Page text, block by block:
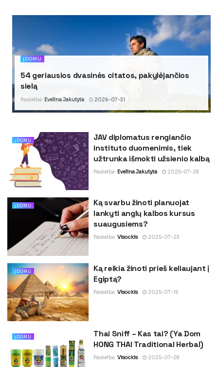
ĮDOMU
54 geriausios dvasinės citatos, pakylėjančios
sielą
Paskelbė Evelina Jakutytė 2026-07-31
ĮDOMU
JAV diplomatus rengiančio
instituto duomenimis, tiek
užtrunka išmokti užsienio kalbą
Paskelbė Evelina Jakutytė 2025-07-28
ĮDOMU
Ką svarbu žinoti planuojat
lankyti anglų kalbos kursus
suaugusiems?
Paskelbė Visockis 2025-07-23
ĮDOMU
Ką reikia žinoti prieš keliaujant į
Egiptą?
Paskelbė Visockis 2025-07-15
ĮDOMU
Thai Sniff – Kas tai? (Ya Dom
HONG THAI Traditional Herbal)
Paskelbė Visockis 2025-07-28